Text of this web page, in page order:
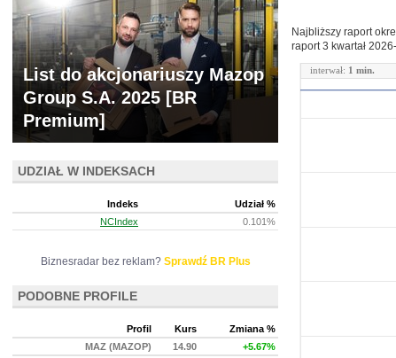
Najbliższy raport
raport 3 kwartał
interwał: 1 min.
List do akcjonariuszy Mazop
Group S.A. 2025 [BR
Premium]
UDZIAŁ W INDEKSACH
Indeks
Udział %
NCIndex
0.101%
Biznesradar bez reklam? Sprawdź BR Plus
PODOBNE PROFILE
Profil Kurs
Zmiana %
MAZ (MAZOP)
14.90
+5.67%